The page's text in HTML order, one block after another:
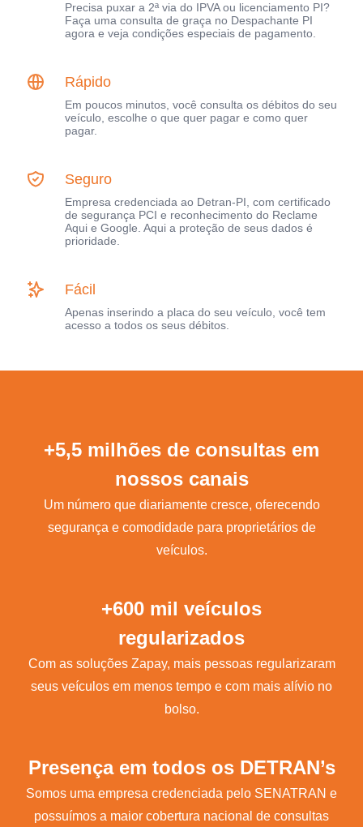
Precisa puxar a 2ª via do IPVA ou licenciamento PI?
Faça uma consulta de graça no Despachante PI
agora e veja condições especiais de pagamento.
Rápido
Em poucos minutos, você consulta os débitos do seu
veículo, escolhe o que quer pagar e como quer
pagar.
Seguro
Empresa credenciada ao Detran-PI, com certificado
de segurança PCI e reconhecimento do Reclame
Aqui e Google. Aqui a proteção de seus dados é
prioridade.
Fácil
Apenas inserindo a placa do seu veículo, você tem
acesso a todos os seus débitos.
+5,5 milhões de consultas em
nossos canais
Um número que diariamente cresce, oferecendo
segurança e comodidade para proprietários de
veículos.
+600 mil veículos
regularizados
Com as soluções Zapay, mais pessoas regularizaram
seus veículos em menos tempo e com mais alívio no
bolso.
Presença em todos os DETRAN’s
Somos uma empresa credenciada pelo SENATRAN e
possuímos a maior cobertura nacional de consultas